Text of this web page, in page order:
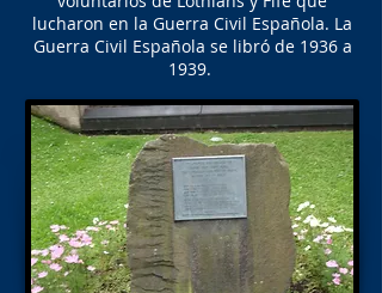
lucharon en la Guerra Civil Española. La
Guerra Civil Española se libró de 1936 a
1939.